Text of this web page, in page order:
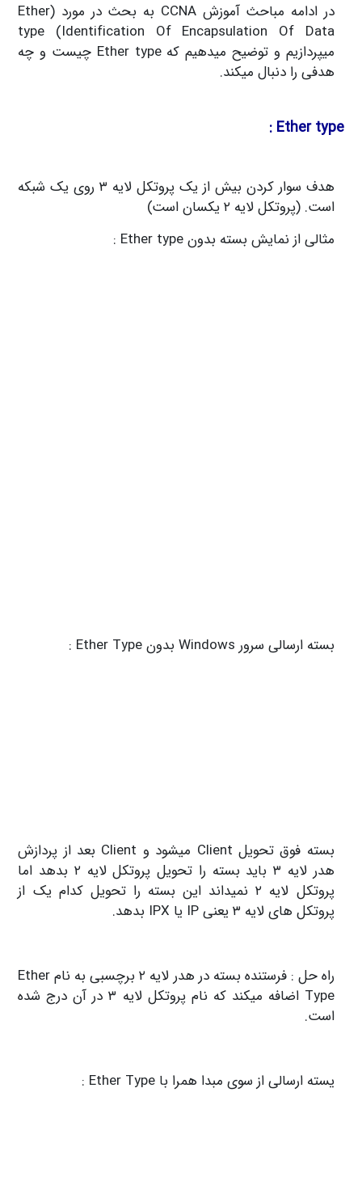
در ادامه مباحث آموزش CCNA به بحث در مورد (Ether
type (Identification Of Encapsulation Of Data
میپردازیم و توضیح میدهیم که Ether type چیست و چه
هدفی را دنبال میکند.
Ether type :
هدف سوار کردن بیش از یک پروتکل لایه ۳ روی یک شبکه
است. (پروتکل لایه ۲ یکسان است)
مثالی از نمایش بسته بدون Ether type :
بسته ارسالی سرور Windows بدون Ether Type :
بسته فوق تحویل Client میشود و Client بعد از پردازش
هدر لایه ۳ باید بسته را تحویل پروتکل لایه ۲ بدهد اما
پروتکل لایه ۲ نمیداند این بسته را تحویل کدام یک از
پروتکل های لایه ۳ یعنی IP یا IPX بدهد.
راه حل : فرستنده بسته در هدر لایه ۲ برچسبی به نام Ether
Type اضافه میکند که نام پروتکل لایه ۳ در آن درج شده
است.
یسته ارسالی از سوی مبدا همرا با Ether Type :